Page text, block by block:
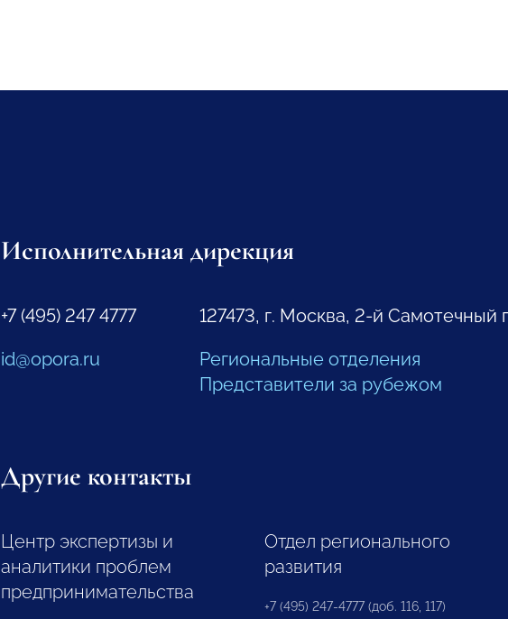
Исполнительная дирекция
+7 (495) 247 4777
id@opora.ru
127473, г. Москва, 2-й Самотечный
Региональные отделения
Представители за рубежом
Другие контакты
Центр экспертизы и
аналитики проблем
предпринимательства
Отдел регионального
развития
+7 (495) 247-4777 (доб. 116, 117)